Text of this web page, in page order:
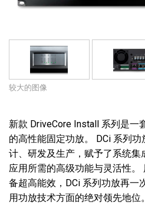
语言/地区
较大的图像
新款 DriveCore Install 系列是一
的高性能固定功放。 DCi 系列
计、研发及生产，赋予了系统集
应用所需的高级功能与灵活性
备超高能效，DCi 系列功放再一
用功放技术方面的绝对领先地位。